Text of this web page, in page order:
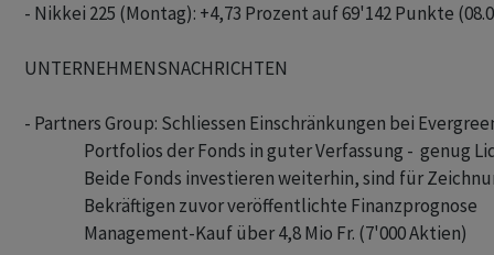
- Nikkei 225 (Montag): +4,73 Prozent auf 69'142 Punkte
UNTERNEHMENSNACHRICHTEN
- Partners Group: Schliessen Einschränkungen bei
Portfolios der Fonds in guter Verfassung -  genug
Beide Fonds investieren weiterhin, sind für
                  Bekräftigen zuvor veröffentlichte Finanzprognose
                  Management-Kauf über 4,8 Mio Fr. (7'000 Aktien)